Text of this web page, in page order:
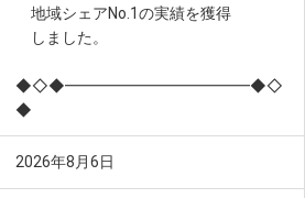
地域シェアNo.1の実績を獲得
しました。
◆◇◆━━━━━━━━━━━━◆◇
◆
2026年8月6日